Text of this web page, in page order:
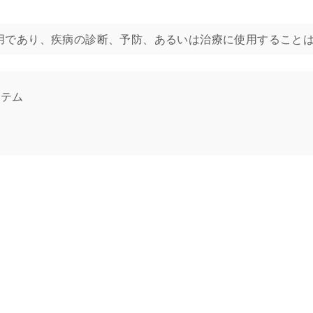
あり、疾病の診断、予防、あるいは治療に使用することは
ム